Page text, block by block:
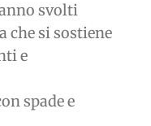
svolti
che si sostiene
e
spade e